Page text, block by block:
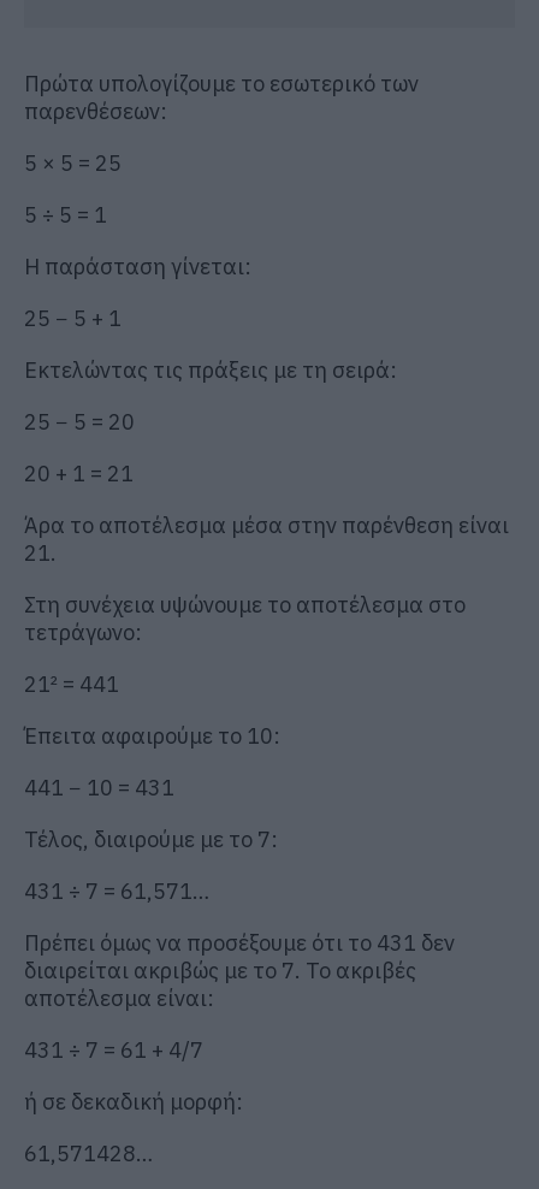
Πρώτα υπολογίζουμε το εσωτερικό των
παρενθέσεων:
5 × 5 = 25
5 ÷ 5 = 1
Η παράσταση γίνεται:
25 − 5 + 1
Εκτελώντας τις πράξεις με τη σειρά:
25 − 5 = 20
20 + 1 = 21
Άρα το αποτέλεσμα μέσα στην παρένθεση είναι
21.
Στη συνέχεια υψώνουμε το αποτέλεσμα στο
τετράγωνο:
21² = 441
Έπειτα αφαιρούμε το 10:
441 − 10 = 431
Τέλος, διαιρούμε με το 7:
431 ÷ 7 = 61,571…
Πρέπει όμως να προσέξουμε ότι το 431 δεν
διαιρείται ακριβώς με το 7. Το ακριβές
αποτέλεσμα είναι:
431 ÷ 7 = 61 + 4/7
ή σε δεκαδική μορφή:
61,571428…